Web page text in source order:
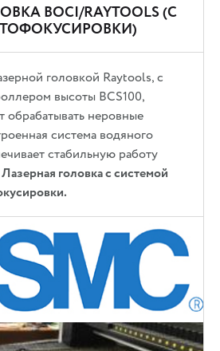
BOCI/RAYTOOLS (С
головкой Raytools, с
высоты BCS100,
обрабатывать неровные
система водяного
стабильную работу
Лазерная головка с системой